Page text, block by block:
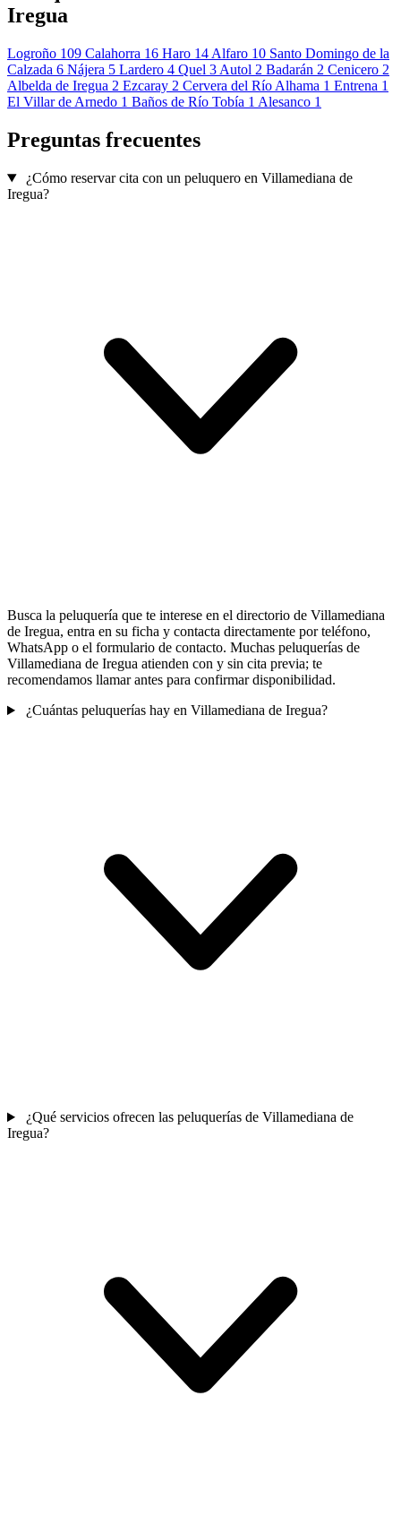
Iregua
Logroño 109 Calahorra 16 Haro 14 Alfaro 10 Santo Domingo de la
Calzada 6 Nájera 5 Lardero 4 Quel 3 Autol 2 Badarán 2 Cenicero 2
Albelda de Iregua 2 Ezcaray 2 Cervera del Río Alhama 1 Entrena 1
El Villar de Arnedo 1 Baños de Río Tobía 1 Alesanco 1
Preguntas frecuentes
¿Cómo reservar cita con un peluquero en Villamediana de
Iregua?
Busca la peluquería que te interese en el directorio de Villamediana
de Iregua, entra en su ficha y contacta directamente por teléfono,
WhatsApp o el formulario de contacto. Muchas peluquerías de
Villamediana de Iregua atienden con y sin cita previa; te
recomendamos llamar antes para confirmar disponibilidad.
¿Cuántas peluquerías hay en Villamediana de Iregua?
¿Qué servicios ofrecen las peluquerías de Villamediana de
Iregua?